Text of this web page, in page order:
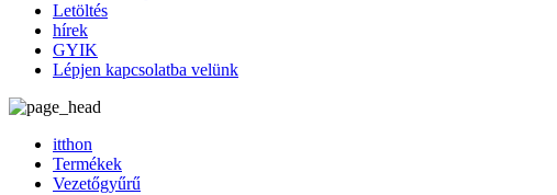
Letöltés
hírek
GYIK
Lépjen kapcsolatba velünk
itthon
Termékek
Vezetőgyűrű